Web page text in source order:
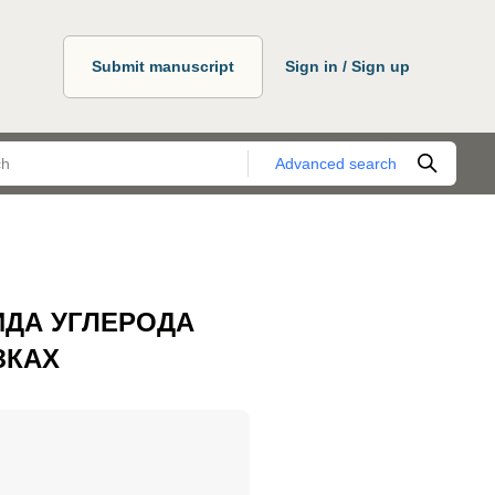
Submit manuscript Sign in / Sign up
Advanced search
УГЛЕРОДА